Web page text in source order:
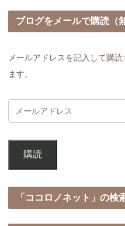
ブログをメールで購読（
メールアドレスを記入して購
ます。
購読
「ココロノネット」の検